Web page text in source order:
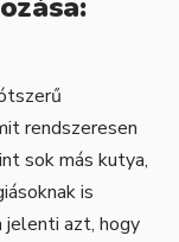
rendszeresen
sok más kutya,
is
jelenti azt, hogy